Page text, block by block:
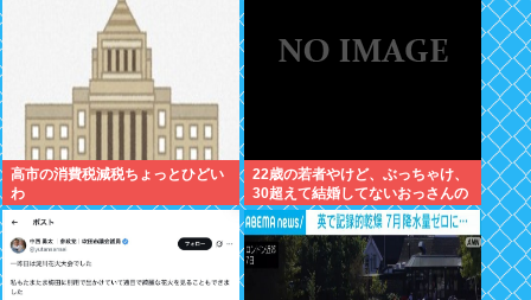
高市の消費税減税ちょっとひどい
わ
22歳の若者やけど、ぶっちゃけ、
30超えて結婚してないおっさんの
こと見下してる